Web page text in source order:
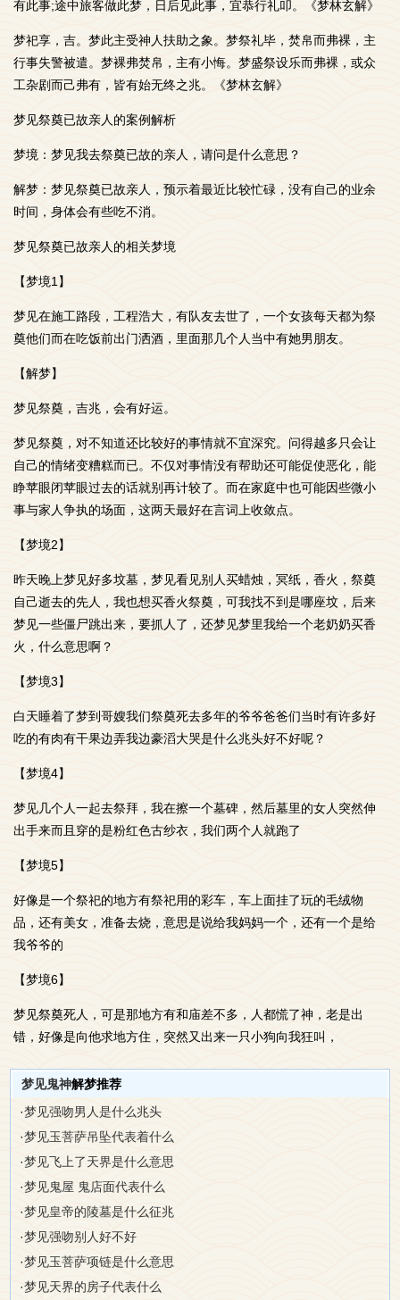
有此事;途中旅客做此梦，日后见此事，宜恭行礼叩。《梦林玄解》
梦祀享，吉。梦此主受神人扶助之象。梦祭礼毕，焚帛而弗裸，主
行事失警被遣。梦裸弗焚帛，主有小悔。梦盛祭设乐而弗裸，或众
工杂剧而己弗有，皆有始无终之兆。《梦林玄解》
梦见祭奠已故亲人的案例解析
梦境：梦见我去祭奠已故的亲人，请问是什么意思？
解梦：梦见祭奠已故亲人，预示着最近比较忙碌，没有自己的业余
时间，身体会有些吃不消。
梦见祭奠已故亲人的相关梦境
【梦境1】
梦见在施工路段，工程浩大，有队友去世了，一个女孩每天都为祭
奠他们而在吃饭前出门洒酒，里面那几个人当中有她男朋友。
【解梦】
梦见祭奠，吉兆，会有好运。
梦见祭奠，对不知道还比较好的事情就不宜深究。问得越多只会让
自己的情绪变糟糕而已。不仅对事情没有帮助还可能促使恶化，能
睁苹眼闭苹眼过去的话就别再计较了。而在家庭中也可能因些微小
事与家人争执的场面，这两天最好在言词上收敛点。
【梦境2】
昨天晚上梦见好多坟墓，梦见看见别人买蜡烛，冥纸，香火，祭奠
自己逝去的先人，我也想买香火祭奠，可我找不到是哪座坟，后来
梦见一些僵尸跳出来，要抓人了，还梦见梦里我给一个老奶奶买香
火，什么意思啊？
【梦境3】
白天睡着了梦到哥嫂我们祭奠死去多年的爷爷爸爸们当时有许多好
吃的有肉有干果边弄我边豪滔大哭是什么兆头好不好呢？
【梦境4】
梦见几个人一起去祭拜，我在擦一个墓碑，然后墓里的女人突然伸
出手来而且穿的是粉红色古纱衣，我们两个人就跑了
【梦境5】
好像是一个祭祀的地方有祭祀用的彩车，车上面挂了玩的毛绒物
品，还有美女，准备去烧，意思是说给我妈妈一个，还有一个是给
我爷爷的
【梦境6】
梦见祭奠死人，可是那地方有和庙差不多，人都慌了神，老是出
错，好像是向他求地方住，突然又出来一只小狗向我狂叫，
梦见鬼神解梦推荐
·梦见强吻男人是什么兆头
·梦见玉菩萨吊坠代表着什么
·梦见飞上了天界是什么意思
·梦见鬼屋 鬼店面代表什么
·梦见皇帝的陵墓是什么征兆
·梦见强吻别人好不好
·梦见玉菩萨项链是什么意思
·梦见天界的房子代表什么